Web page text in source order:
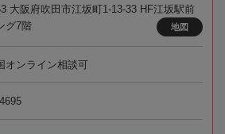
大阪府吹田市江坂町1-13-33 HF江坂駅前
グ7階
地図
オンライン相談可